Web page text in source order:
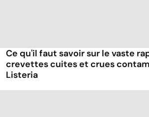
Ce qu'il faut savoir sur le vaste
crevettes cuites et crues
Listeria